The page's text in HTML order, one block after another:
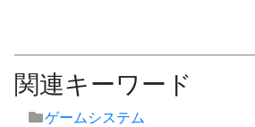
関連キーワード
ゲームシステム